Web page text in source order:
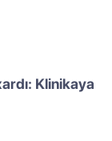
Klinikaya